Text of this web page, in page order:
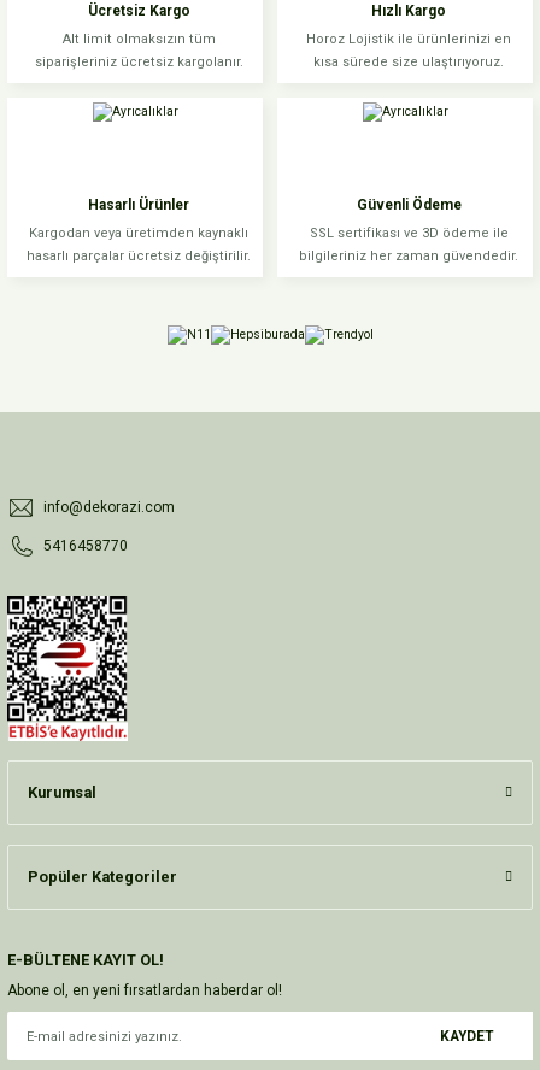
Ücretsiz Kargo
Alt limit olmaksızın tüm
siparişleriniz ücretsiz kargolanır.
Hızlı Kargo
Horoz Lojistik ile ürünlerinizi en
kısa sürede size ulaştırıyoruz.
Hasarlı Ürünler
Kargodan veya üretimden kaynaklı
hasarlı parçalar ücretsiz değiştirilir.
Güvenli Ödeme
SSL sertifikası ve 3D ödeme ile
bilgileriniz her zaman güvendedir.
info@dekorazi.com
5416458770
Kurumsal
Popüler Kategoriler
E-BÜLTENE KAYIT OL!
Abone ol, en yeni fırsatlardan haberdar ol!
KAYDET